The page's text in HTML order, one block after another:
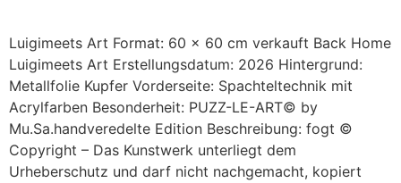
Luigimeets Art Format: 60 x 60 cm verkauft Back Home
Luigimeets Art Erstellungsdatum: 2026 Hintergrund:
Metallfolie Kupfer Vorderseite: Spachteltechnik mit
Acrylfarben Besonderheit: PUZZ-LE-ART© by
Mu.Sa.handveredelte Edition Beschreibung: fogt ©
Copyright – Das Kunstwerk unterliegt dem
Urheberschutz und darf nicht nachgemacht, kopiert